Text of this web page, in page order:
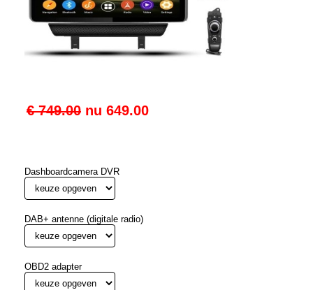
€ 749.00 nu 649.00
Dashboardcamera DVR
DAB+ antenne (digitale radio)
OBD2 adapter